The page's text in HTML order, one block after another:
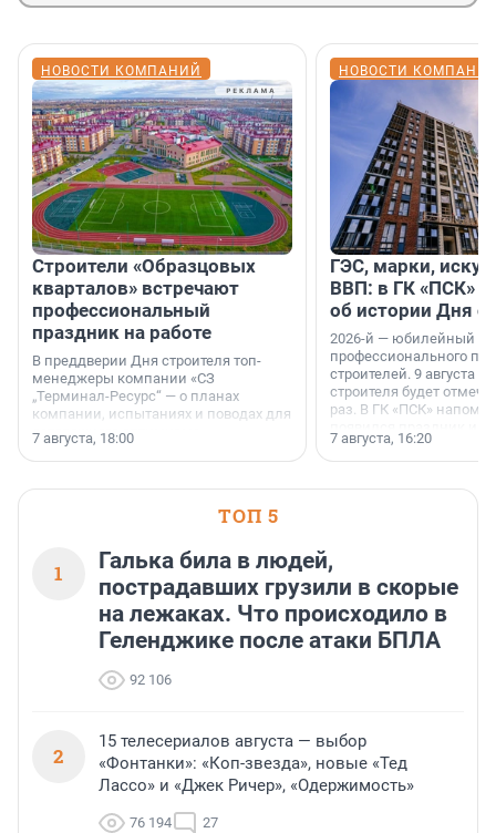
НОВОСТИ КОМПАНИЙ
Строители «Образцовых
кварталов» встречают
профессиональный
праздник на работе
В преддверии Дня строителя топ-
менеджеры компании «СЗ
„Терминал-Ресурс“ — о планах
компании, испытаниях и поводах для
осторожного оптимизма.
7 августа, 18:00
НОВОСТИ
ГЭС, марки,
ВВП: в ГК «ПСК»
об истории Дня
2026-й — юбилейный
профессионального
строителей. 9 августа
строителя будет
раз. В ГК «ПСК»
поменялась роль
7 августа, 16:20
ТОП 5
1
Галька била в людей,
пострадавших грузили в скорые
на лежаках. Что происходило в
Геленджике после атаки БПЛА
92 106
2
15 телесериалов августа — выбор
«Фонтанки»: «Коп-звезда», новые «Тед
Лассо» и «Джек Ричер», «Одержимость»
76 194 27